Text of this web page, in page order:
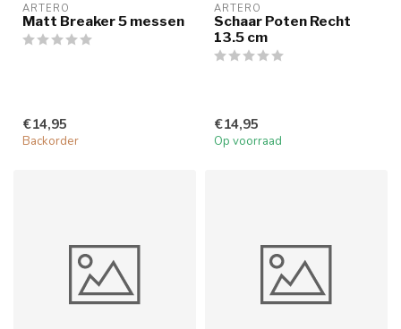
ARTERO
Matt Breaker 5 messen
€14,95
Backorder
ARTERO
Schaar Poten Recht
13.5 cm
€14,95
Op voorraad